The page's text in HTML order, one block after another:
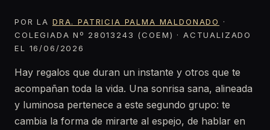
POR LA DRA. PATRICIA PALMA MALDONADO
·
COLEGIADA Nº 28013243 (COEM) · ACTUALIZADO
EL 16/06/2026
Hay regalos que duran un instante y otros que te
acompañan toda la vida. Una sonrisa sana, alineada
y luminosa pertenece a este segundo grupo: te
cambia la forma de mirarte al espejo, de hablar en